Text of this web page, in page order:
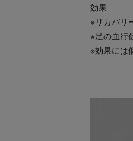
効果
※リカバリ
※足の血行
※効果には